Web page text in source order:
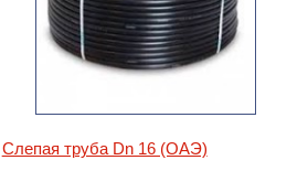
Слепая труба Dn 16 (ОАЭ)